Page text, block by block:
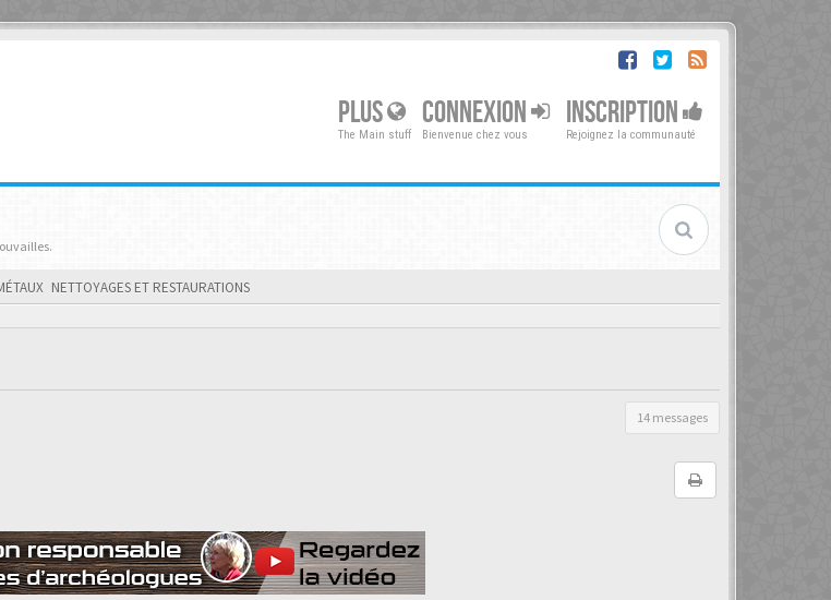
PLUS
The Main stuff
CONNEXION
Bienvenue chez vous
INSCRIPTION
Rejoignez la communauté
NETTOYAGES ET RESTAURATIONS
14 messages